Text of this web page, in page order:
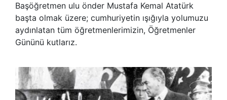
Başöğretmen ulu önder Mustafa Kemal Atatürk
başta olmak üzere; cumhuriyetin ışığıyla yolumuzu
aydınlatan tüm öğretmenlerimizin, Öğretmenler
Gününü kutlarız.